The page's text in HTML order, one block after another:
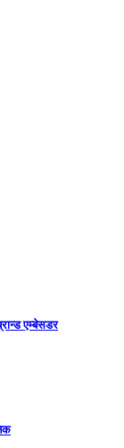
एम्बेसडर